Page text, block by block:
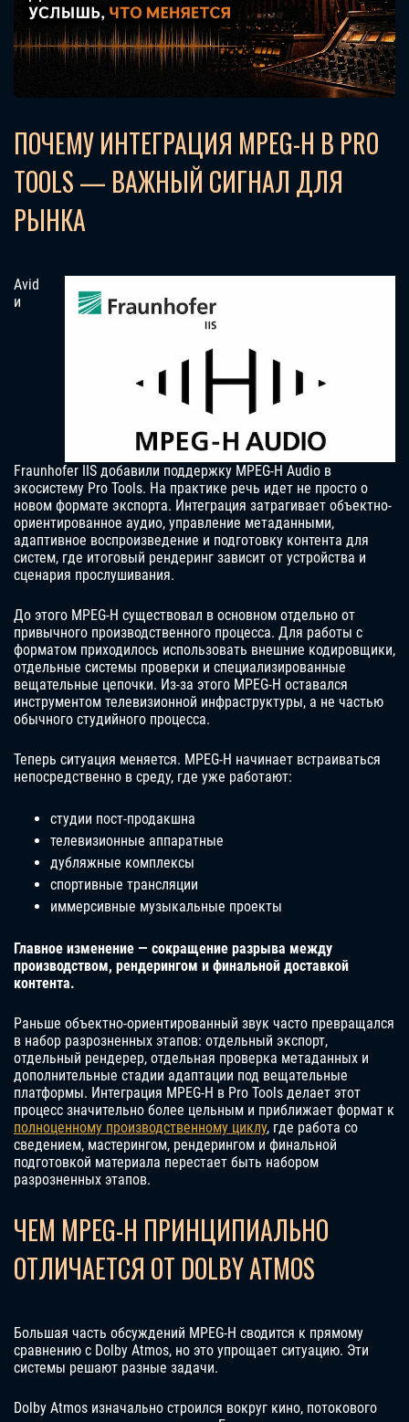
ПОЧЕМУ ИНТЕГРАЦИЯ MPEG-H В PRO
TOOLS — ВАЖНЫЙ СИГНАЛ ДЛЯ
РЫНКА
Avid
и
Fraunhofer IIS добавили поддержку MPEG-H Audio в
экосистему Pro Tools. На практике речь идет не просто о
новом формате экспорта. Интеграция затрагивает объектно-
ориентированное аудио, управление метаданными,
адаптивное воспроизведение и подготовку контента для
систем, где итоговый рендеринг зависит от устройства и
сценария прослушивания.
До этого MPEG-H существовал в основном отдельно от
привычного производственного процесса. Для работы с
форматом приходилось использовать внешние кодировщики,
отдельные системы проверки и специализированные
вещательные цепочки. Из-за этого MPEG-H оставался
инструментом телевизионной инфраструктуры, а не частью
обычного студийного процесса.
Теперь ситуация меняется. MPEG-H начинает встраиваться
непосредственно в среду, где уже работают:
студии пост-продакшна
телевизионные аппаратные
дубляжные комплексы
спортивные трансляции
иммерсивные музыкальные проекты
Главное изменение — сокращение разрыва между
производством, рендерингом и финальной доставкой
контента.
Раньше объектно-ориентированный звук часто превращался
в набор разрозненных этапов: отдельный экспорт,
отдельный рендерер, отдельная проверка метаданных и
дополнительные стадии адаптации под вещательные
платформы. Интеграция MPEG-H в Pro Tools делает этот
процесс значительно более цельным и приближает формат к
полноценному производственному циклу, где работа со
сведением, мастерингом, рендерингом и финальной
подготовкой материала перестает быть набором
разрозненных этапов.
ЧЕМ MPEG-H ПРИНЦИПИАЛЬНО
ОТЛИЧАЕТСЯ ОТ DOLBY ATMOS
Большая часть обсуждений MPEG-H сводится к прямому
сравнению с Dolby Atmos, но это упрощает ситуацию. Эти
системы решают разные задачи.
Dolby Atmos изначально строился вокруг кино, потокового